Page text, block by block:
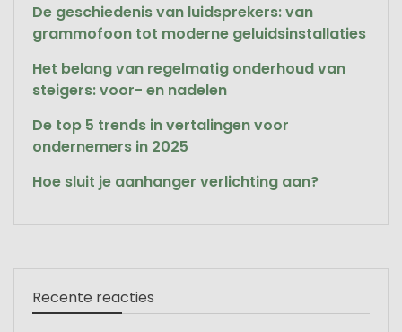
De geschiedenis van luidsprekers: van
grammofoon tot moderne geluidsinstallaties
Het belang van regelmatig onderhoud van
steigers: voor- en nadelen
De top 5 trends in vertalingen voor
ondernemers in 2025
Hoe sluit je aanhanger verlichting aan?
Recente reacties